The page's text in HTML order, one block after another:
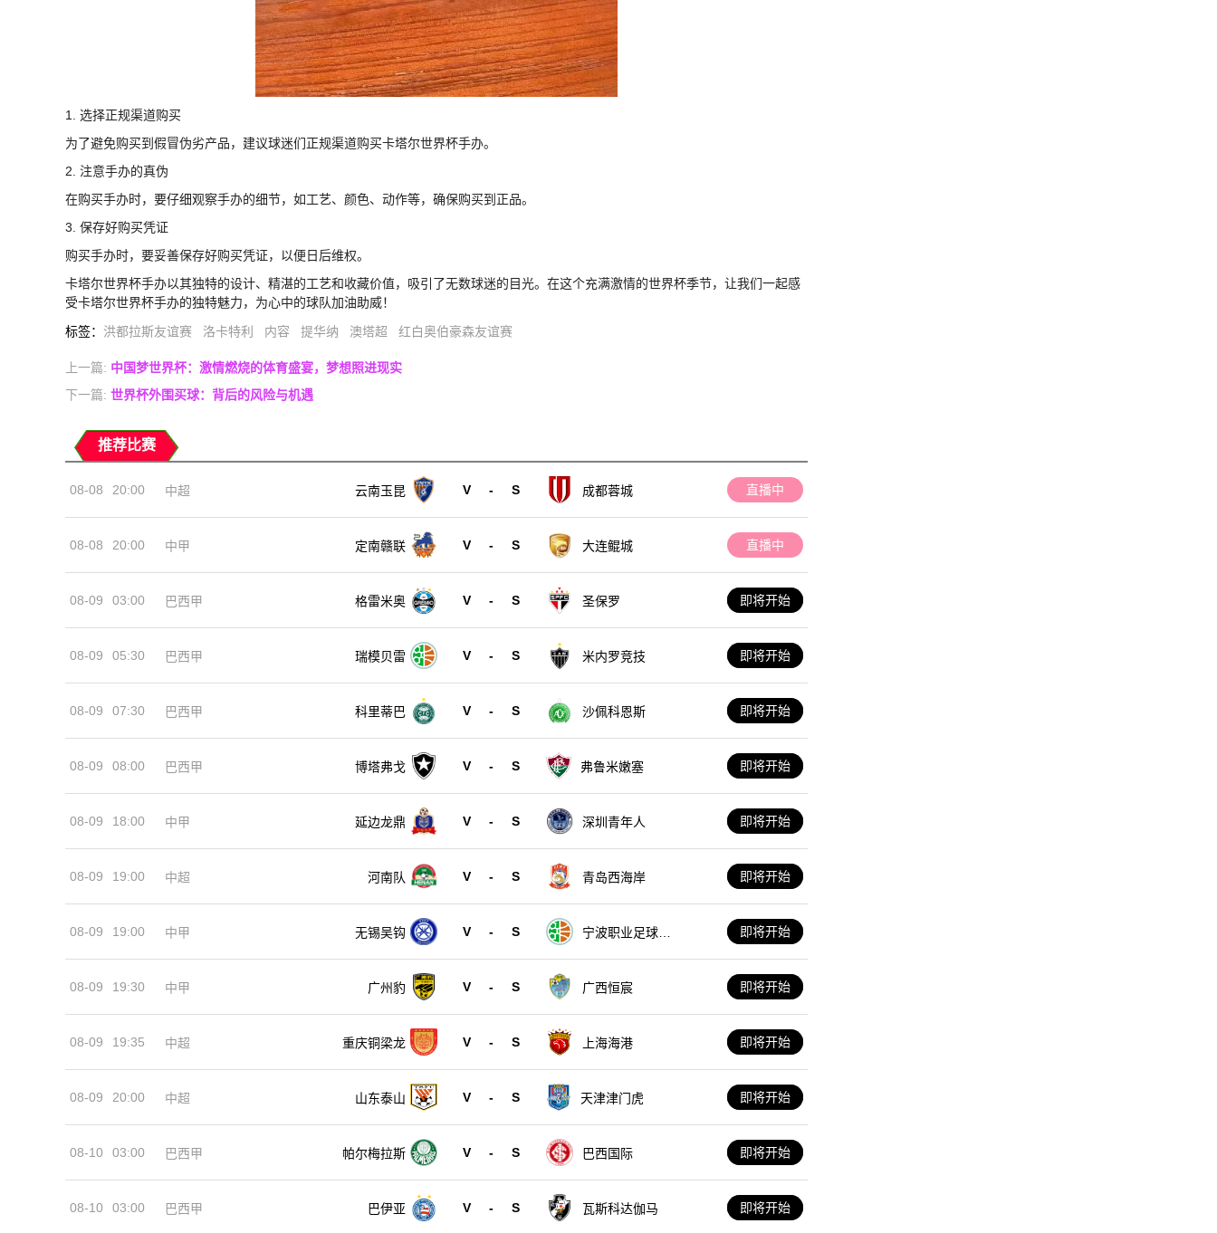
1. 选择正规渠道购买
为了避免购买到假冒伪劣产品，建议球迷们正规渠道购买卡塔尔世界杯手办。
2. 注意手办的真伪
在购买手办时，要仔细观察手办的细节，如工艺、颜色、动作等，确保购买到正品。
3. 保存好购买凭证
购买手办时，要妥善保存好购买凭证，以便日后维权。
卡塔尔世界杯手办以其独特的设计、精湛的工艺和收藏价值，吸引了无数球迷的目光。在这个充满激情的世界杯季节，让我们一起感
受卡塔尔世界杯手办的独特魅力，为心中的球队加油助威！
标签： 洪都拉斯友谊赛 洛卡特利 内容 提华纳 澳塔超 红白奥伯豪森友谊赛
上一篇: 中国梦世界杯：激情燃烧的体育盛宴，梦想照进现实
下一篇: 世界杯外围买球：背后的风险与机遇
推荐比赛
08-08 20:00 中超 云南玉昆 V - S 成都蓉城 直播中
08-08 20:00 中甲 定南赣联 V - S 大连鲲城 直播中
08-09 03:00 巴西甲 格雷米奥 V - S 圣保罗 即将开始
08-09 05:30 巴西甲 瑞模贝雷 V - S 米内罗竞技 即将开始
08-09 07:30 巴西甲 科里蒂巴 V - S 沙佩科恩斯 即将开始
08-09 08:00 巴西甲 博塔弗戈 V - S 弗鲁米嫩塞 即将开始
08-09 18:00 中甲 延边龙鼎 V - S 深圳青年人 即将开始
08-09 19:00 中超 河南队 V - S 青岛西海岸 即将开始
08-09 19:00 中甲 无锡吴钩 V - S
宁波职业足球俱
即将开始
08-09 19:30 中甲 广州豹 V - S 广西恒宸 即将开始
08-09 19:35 中超 重庆铜梁龙 V - S 上海海港 即将开始
08-09 20:00 中超 山东泰山 V - S 天津津门虎 即将开始
08-10 03:00 巴西甲 帕尔梅拉斯 V - S 巴西国际 即将开始
08-10 03:00 巴西甲 巴伊亚 V - S 瓦斯科达伽马 即将开始